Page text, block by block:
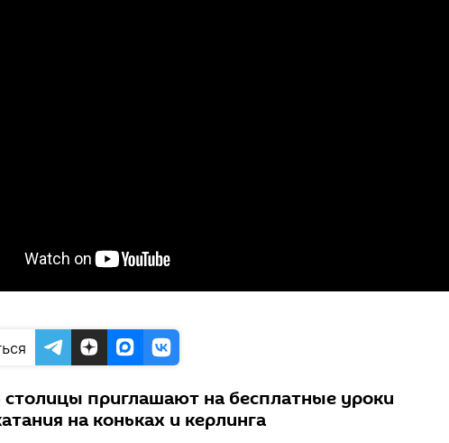
приглашают на бесплатные уроки
на коньках и керлинга